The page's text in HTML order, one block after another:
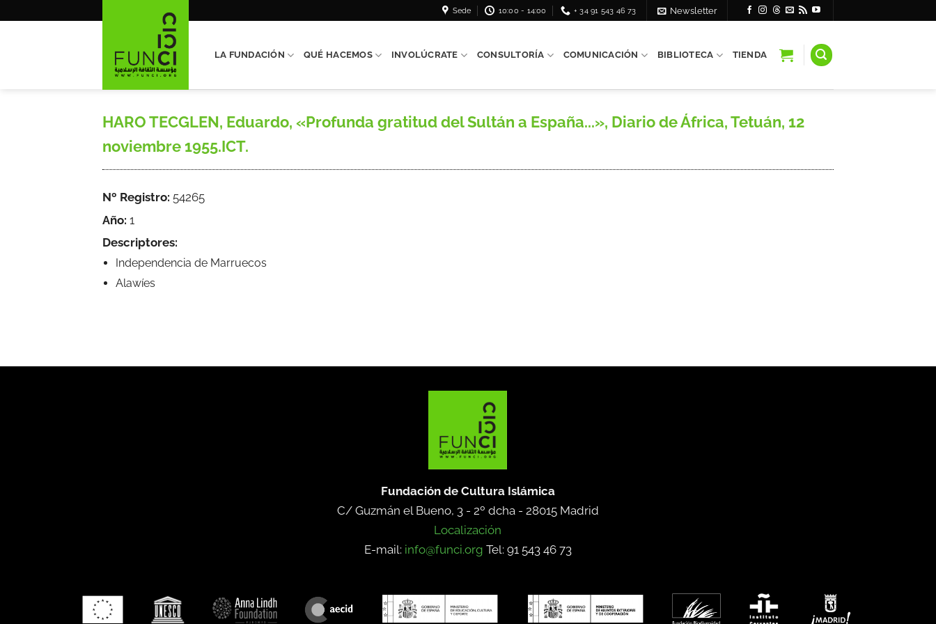
Sede 10:00 - 14:00 + 34 91 543 46 73 Newsletter
LA FUNDACIÓN QUÉ HACEMOS INVOLÚCRATE CONSULTORÍA COMUNICACIÓN BIBLIOTECA TIENDA
HARO TECGLEN, Eduardo, «Profunda gratitud del Sultán a España...», Diario de África, Tetuán, 12
noviembre 1955.ICT.
Nº Registro: 54265
Año: 1
Descriptores:
Independencia de Marruecos
Alawíes
Fundación de Cultura Islámica
C/ Guzmán el Bueno, 3 - 2º dcha - 28015 Madrid
Localización
E-mail: info@funci.org Tel: 91 543 46 73